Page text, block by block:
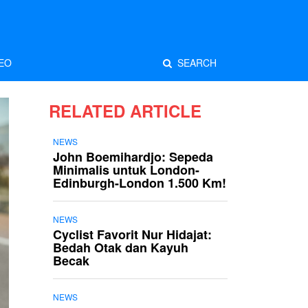
SEARCH
RELATED ARTICLE
NEWS
John Boemihardjo: Sepeda
Minimalis untuk London-
Edinburgh-London 1.500 Km!
NEWS
Cyclist Favorit Nur Hidajat:
Bedah Otak dan Kayuh
Becak
NEWS